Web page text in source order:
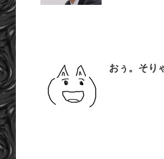
おぅ。そり